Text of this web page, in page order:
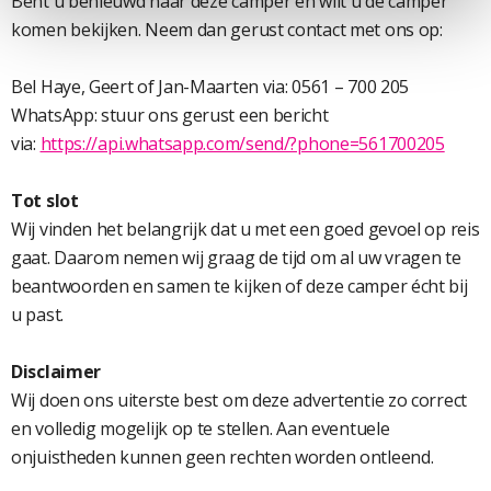
komen bekijken. Neem dan gerust contact met ons op:
Bel Haye, Geert of Jan-Maarten via: 0561 – 700 205
WhatsApp: stuur ons gerust een bericht
via: https://api.whatsapp.com/send/?phone=561700205
Tot slot
Wij vinden het belangrijk dat u met een goed gevoel op reis
gaat. Daarom nemen wij graag de tijd om al uw vragen te
beantwoorden en samen te kijken of deze camper écht bij
u past.
Disclaimer
Wij doen ons uiterste best om deze advertentie zo correct
en volledig mogelijk op te stellen. Aan eventuele
onjuistheden kunnen geen rechten worden ontleend.